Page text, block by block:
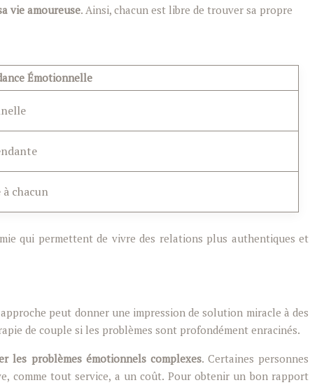
vie amoureuse. Ainsi, chacun est libre de trouver sa propre
Émotionnelle
chacun
qui permettent de vivre des relations plus authentiques et
peut donner une impression de solution miracle à des
de couple si les problèmes sont profondément enracinés.
les problèmes émotionnels complexes. Certaines personnes
comme tout service, a un coût. Pour obtenir un bon rapport